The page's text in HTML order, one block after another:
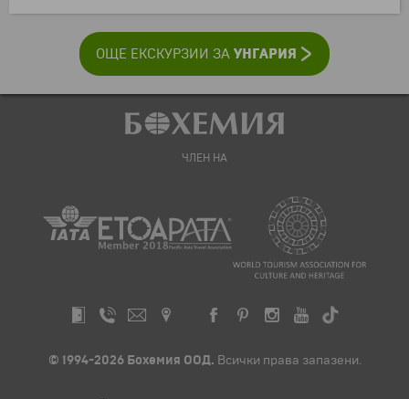
ОЩЕ ЕКСКУРЗИИ ЗА УНГАРИЯ
ЧЛЕН НА
© 1994-2026 Бохемия ООД. Всички права запазени.